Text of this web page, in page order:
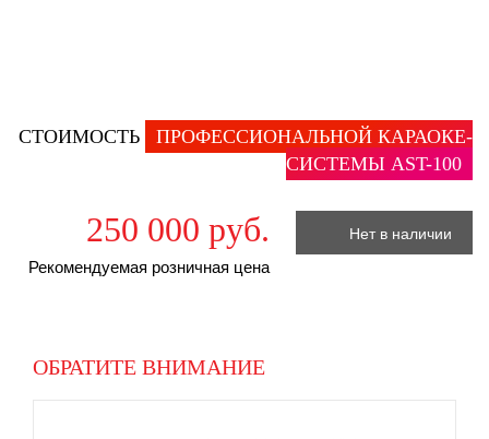
СТОИМОСТЬ
ПРОФЕССИОНАЛЬНОЙ КАРАОКЕ-
СИСТЕМЫ AST-100
Нет в наличии
250 000 руб.
Рекомендуемая розничная цена
ОБРАТИТЕ ВНИМАНИЕ